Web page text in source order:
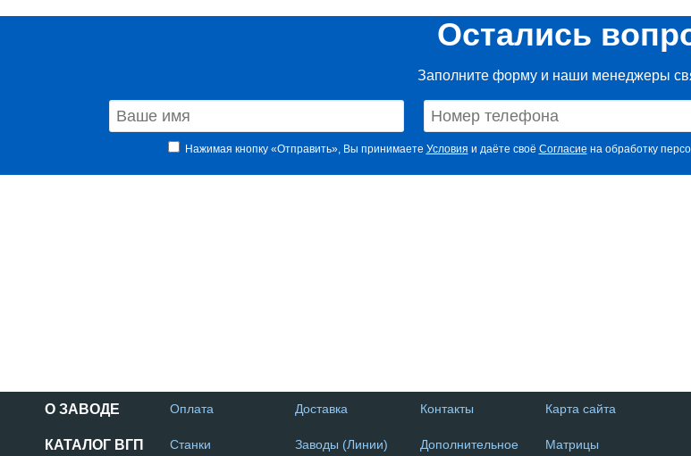
Остались
Заполните форму и наши менеджеры
Нажимая кнопку «Отправить», Вы принимаете Условия и даёте своё Согласие на обработку
О ЗАВОДЕ Оплата Доставка Контакты Карта сайта
КАТАЛОГ ВГП
Станки
Заводы (Линии)
Дополнительное
Матрицы